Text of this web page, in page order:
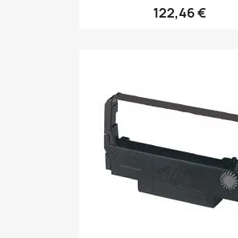
122,46 €